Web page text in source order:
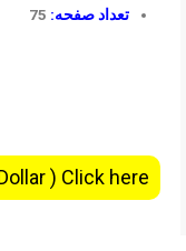
تعداد صفحه:
) Click here